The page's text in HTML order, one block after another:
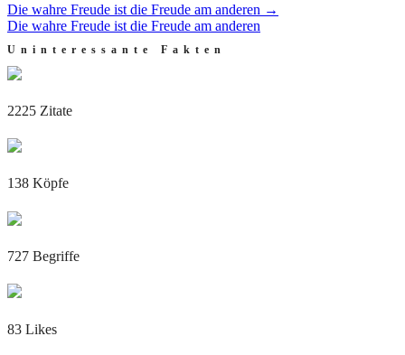
Die wahre Freude ist die Freude am anderen →
Die wahre Freude ist die Freude am anderen
Uninteressante Fakten
2225 Zitate
138 Köpfe
727 Begriffe
83 Likes